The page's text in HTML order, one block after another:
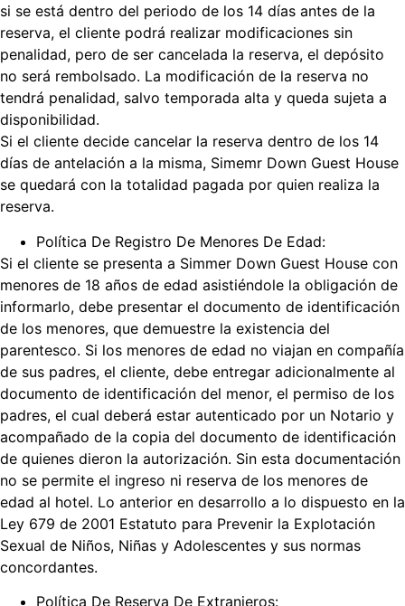
si se está dentro del periodo de los 14 días antes de la
reserva, el cliente podrá realizar modificaciones sin
penalidad, pero de ser cancelada la reserva, el depósito
no será rembolsado. La modificación de la reserva no
tendrá penalidad, salvo temporada alta y queda sujeta a
disponibilidad.
Si el cliente decide cancelar la reserva dentro de los 14
días de antelación a la misma, Simemr Down Guest House
se quedará con la totalidad pagada por quien realiza la
reserva.
Política De Registro De Menores De Edad:
Si el cliente se presenta a Simmer Down Guest House con
menores de 18 años de edad asistiéndole la obligación de
informarlo, debe presentar el documento de identificación
de los menores, que demuestre la existencia del
parentesco. Si los menores de edad no viajan en compañía
de sus padres, el cliente, debe entregar adicionalmente al
documento de identificación del menor, el permiso de los
padres, el cual deberá estar autenticado por un Notario y
acompañado de la copia del documento de identificación
de quienes dieron la autorización. Sin esta documentación
no se permite el ingreso ni reserva de los menores de
edad al hotel. Lo anterior en desarrollo a lo dispuesto en la
Ley 679 de 2001 Estatuto para Prevenir la Explotación
Sexual de Niños, Niñas y Adolescentes y sus normas
concordantes.
Política De Reserva De Extranjeros: